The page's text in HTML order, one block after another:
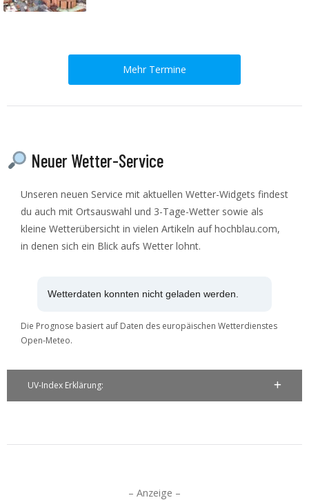
Mehr Termine
Neuer Wetter-Service
Unseren neuen Service mit aktuellen Wetter-Widgets findest
du auch mit Ortsauswahl und 3-Tage-Wetter sowie als
kleine Wetterübersicht in vielen Artikeln auf hochblau.com,
in denen sich ein Blick aufs Wetter lohnt.
Wetterdaten konnten nicht geladen werden.
Die Prognose basiert auf Daten des europäischen Wetterdienstes
Open-Meteo.
UV-Index Erklärung:
– Anzeige –